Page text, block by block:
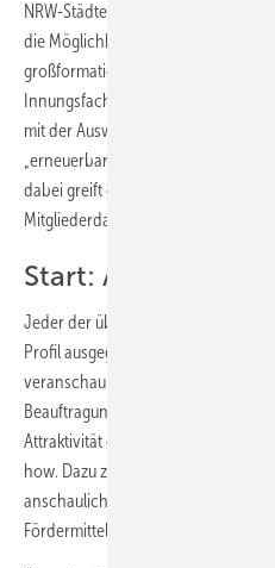
NRW-Städtenamen automatisch
die Möglichkeit, per
großformatiger Google-Maps-
Innungsfachbetriebe ausfindig zu
mit der Auswahl von Schlagworten
„erneuerbare Energien“ oder
dabei greift das System auf die
Mitgliederdatenbank des
Start:
Jeder der über 6000
Profil ausgegeben und gefunden.
veranschaulicht dem Kunden,
Beauftragung eines SHK-
Attraktivität erhält die Website
how. Dazu zählen Artikel, Videos
anschaulich zu den Themenwelten
Fördermittel, Installation und